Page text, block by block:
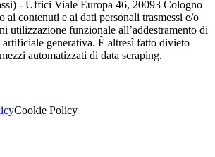
- Uffici Viale Europa 46, 20093 Cologno
ai contenuti e ai dati personali trasmessi e/o
utilizzazione funzionale all’addestramento di
generativa. È altresì fatto divieto
automatizzati di data scraping.
Cookie Policy